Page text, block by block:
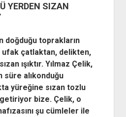
HABERLERİ
İLETİŞİM
YERDEN SIZAN
doğduğu toprakların
ufak çatlaktan, delikten,
ışıktır. Yılmaz Çelik,
süre alıkonduğu
yüreğine sızan tozlu
bize. Çelik, o
şu cümleler ile